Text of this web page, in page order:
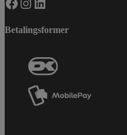
Betalingsformer